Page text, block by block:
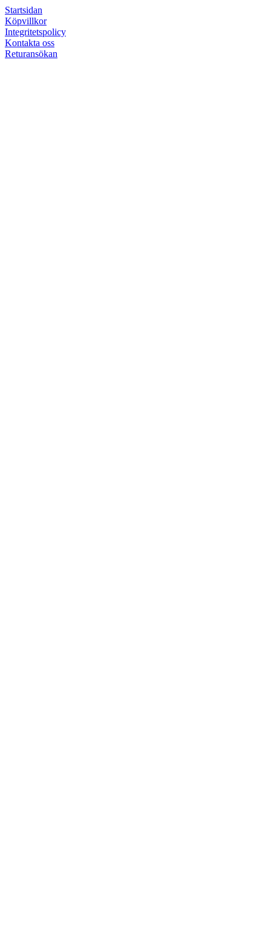
Startsidan
Köpvillkor
Integritetspolicy
Kontakta oss
Returansökan